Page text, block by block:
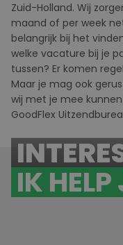
Zuid-Holland. Wij
maand of per week
belangrijk bij het
welke vacature bij je
tussen? Er komen
Maar je mag ook
wij met je mee
GoodFlex U
IK